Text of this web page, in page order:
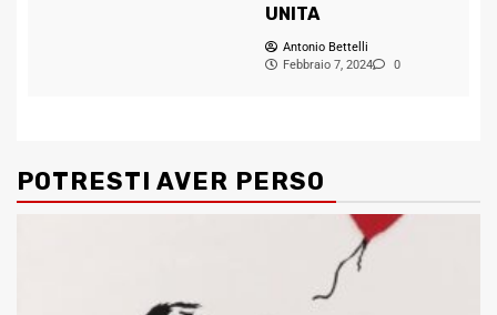
UNITA
Antonio Bettelli
Febbraio 7, 2024
0
POTRESTI AVER PERSO